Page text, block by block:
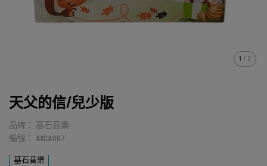
1 / 2
天父的信/兒少版
品牌： 基石音樂
編號： AKCA007
基石音樂